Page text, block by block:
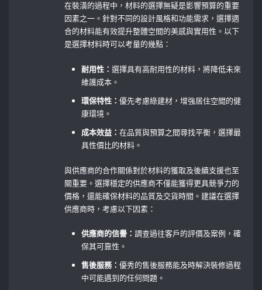
在裝潢的過程中，材料的選擇無疑是影響預算的重要
因素之一。針對不同的設計風格和功能需求，選擇適
合的材料能有效提升整體空間的美感與實用性。以下
是選擇材料時可以考量的幾點：
耐用性：選擇具有高耐用性的材料，將降低未來
維護成本。
環保特性：優先考慮綠建材，增強居住空間的健
康環境。
成本效益：在品質與預算之間尋找平衡，選擇最
具性價比的材料。
與供應商的合作關係對於材料的獲取及後續支援也至
關重要。選擇穩定的供應商不僅能獲得更具競爭力的
價格，還能確保材料的品質及交貨時間。建議在選擇
供應商時，考慮以下因素：
供應商的信譽：調查過往客戶的評價及案例，確
保其可靠性。
售後服務：優秀的售後服務能及時解決裝修過程
中可能遇到的任何問題。